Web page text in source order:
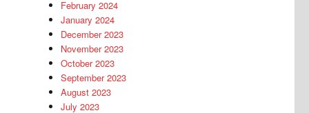
February 2024
January 2024
December 2023
November 2023
October 2023
September 2023
August 2023
July 2023